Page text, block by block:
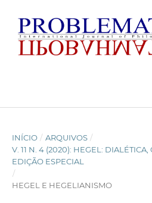
INÍCIO / ARQUIVOS /
V. 11 N. 4 (2020): HEGEL:
EDIÇÃO ESPECIAL
/
HEGEL E HEGELIANISMO